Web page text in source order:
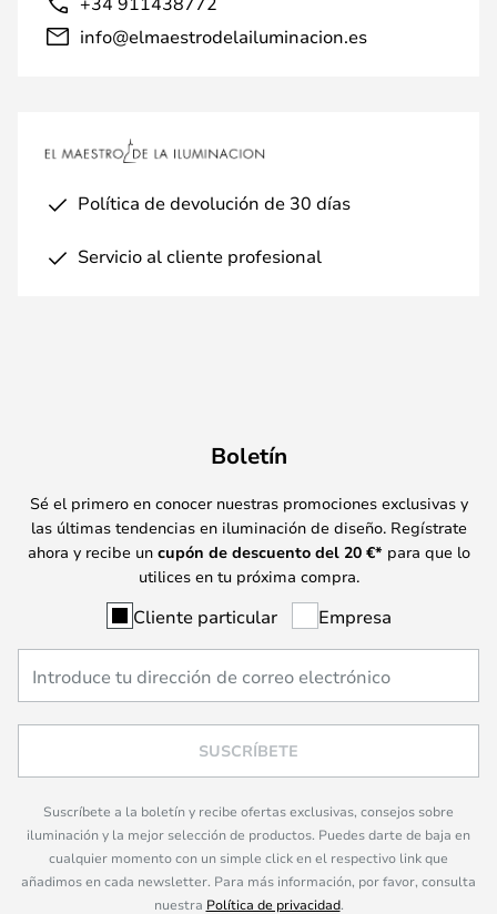
info@elmaestrodelailuminacion.es
Política de devolución de 30 días
Servicio al cliente profesional
Boletín
Sé el primero en conocer nuestras promociones exclusivas y
las últimas tendencias en iluminación de diseño. Regístrate
ahora y recibe un cupón de descuento del 20 €* para que lo
utilices en tu próxima compra.
Cliente particular Empresa
SUSCRÍBETE
Suscríbete a la boletín y recibe ofertas exclusivas, consejos sobre
iluminación y la mejor selección de productos. Puedes darte de baja en
cualquier momento con un simple click en el respectivo link que
añadimos en cada newsletter. Para más información, por favor, consulta
nuestra Política de privacidad.